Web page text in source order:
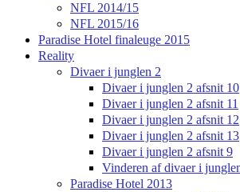
NFL 2014/15
NFL 2015/16
Paradise Hotel finaleuge 2015
Reality
Divaer i junglen 2
Divaer i junglen 2 afsnit 10
Divaer i junglen 2 afsnit 11
Divaer i junglen 2 afsnit 12
Divaer i junglen 2 afsnit 13
Divaer i junglen 2 afsnit 9
Vinderen af divaer i
Paradise Hotel 2013